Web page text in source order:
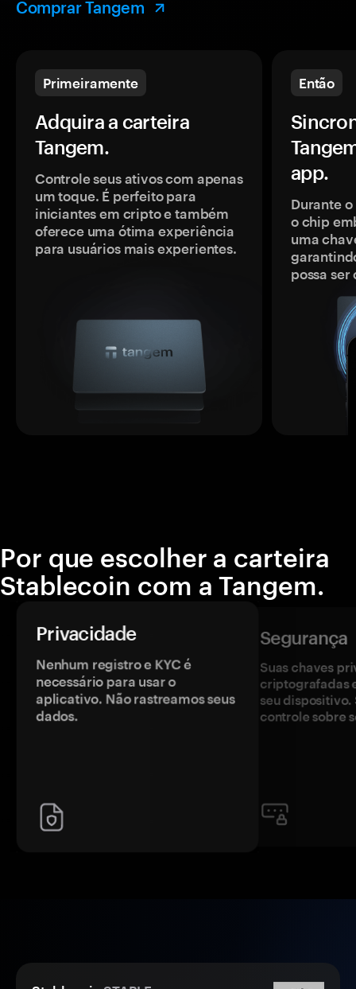
Comprar Tangem
Primeiramente
Adquira a carteira
Tangem.
Controle seus ativos com apenas
um toque. É perfeito para
iniciantes em cripto e também
oferece uma ótima experiência
para usuários mais experientes.
Então
app.
Durante
o chip
uma
possa
Por que escolher a carteira
Stablecoin com a Tangem.
Privacidade
Nenhum registro e KYC é
necessário para usar o
aplicativo. Não rastreamos seus
dados.
Segurança
Suas chaves
criptografadas
seu dispositivo.
controle sobre